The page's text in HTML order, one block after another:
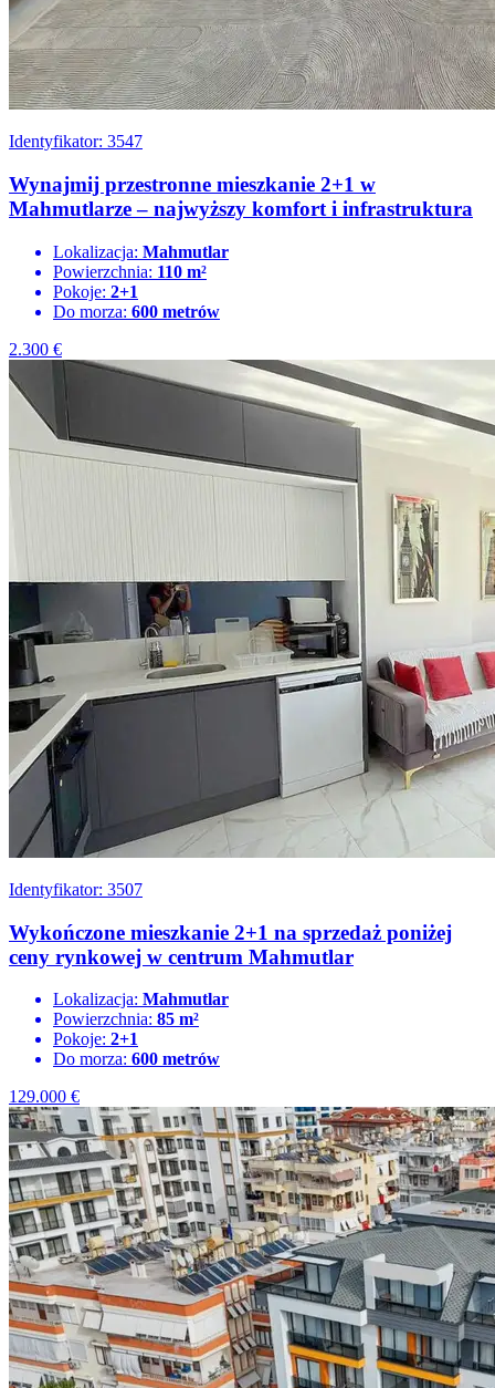
Identyfikator: 3547
Wynajmij przestronne mieszkanie 2+1 w
Mahmutlarze – najwyższy komfort i infrastruktura
Lokalizacja: Mahmutlar
Powierzchnia: 110 m²
Pokoje: 2+1
Do morza: 600 metrów
2.300 €
Identyfikator: 3507
Wykończone mieszkanie 2+1 na sprzedaż poniżej
ceny rynkowej w centrum Mahmutlar
Lokalizacja: Mahmutlar
Powierzchnia: 85 m²
Pokoje: 2+1
Do morza: 600 metrów
129.000 €